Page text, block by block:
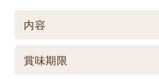
内容
ケース／入数
賞味期限